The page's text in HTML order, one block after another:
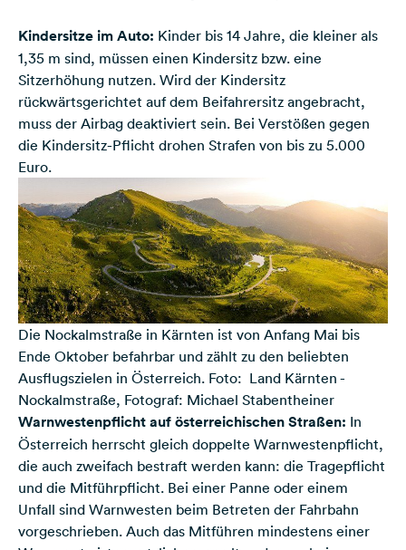
Kindersitze im Auto: Kinder bis 14 Jahre, die kleiner als
1,35 m sind, müssen einen Kindersitz bzw. eine
Sitzerhöhung nutzen. Wird der Kindersitz
rückwärtsgerichtet auf dem Beifahrersitz angebracht,
muss der Airbag deaktiviert sein. Bei Verstößen gegen
die Kindersitz-Pflicht drohen Strafen von bis zu 5.000
Euro.
Die Nockalmstraße in Kärnten ist von Anfang Mai bis
Ende Oktober befahrbar und zählt zu den beliebten
Ausflugszielen in Österreich. Foto: Land Kärnten -
Nockalmstraße, Fotograf: Michael Stabentheiner
Warnwestenpflicht auf österreichischen Straßen: In
Österreich herrscht gleich doppelte Warnwestenpflicht,
die auch zweifach bestraft werden kann: die Tragepflicht
und die Mitführpflicht. Bei einer Panne oder einem
Unfall sind Warnwesten beim Betreten der Fahrbahn
vorgeschrieben. Auch das Mitführen mindestens einer